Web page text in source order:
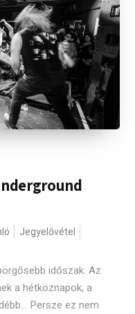
Jegyelővétel
időszak. Az
a hétköznapok, a
Persze ez nem